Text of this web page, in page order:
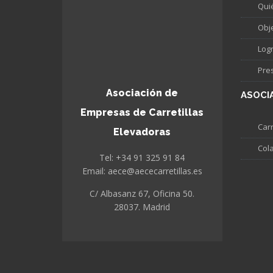
Asociación de
Empresas de Carretillas
Elevadoras
Tel: +34 91 325 91 84
Email: aece@aececarretillas.es
C/ Albasanz 67, Oficina 50.
28037. Madrid